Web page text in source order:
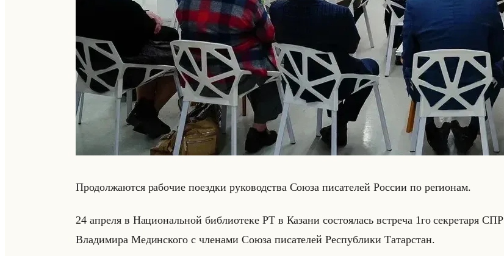
Про­дол­жа­ют­ся ра­бо­чие по­езд­ки ру­ко­вод­ства Союза пи­са­те­лей Рос­сии по ре­ги­онам.
24 ап­ре­ля в На­ци­ональной биб­лио­те­ке РТ в Ка­за­ни со­сто­ялась встре­ча 1го сек­ре­та­ря СПР
Вла­ди­ми­ра Медин­ско­го с чле­на­ми Союза пи­са­те­лей Рес­пуб­ли­ки Та­тар­стан.